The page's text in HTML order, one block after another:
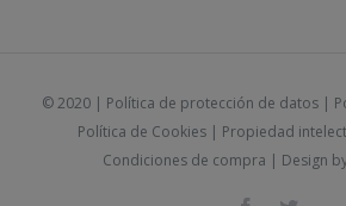
© 2020 | Política de protección de datos |
Política de Cookies| Propiedad
Condiciones de compra | Design